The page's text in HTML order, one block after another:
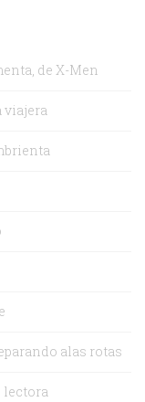
de X-Men
viajera
alas rotas
lectora